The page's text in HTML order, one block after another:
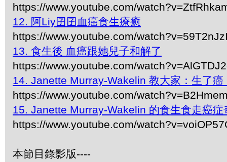
https://www.youtube.com/
12. 阿Liy囝囝血癌食生療癒
https://www.youtube.com/
13. 食生後 血癌跟她兒子和解了
https://www.youtube.com/
14. Janette Murray-Wakelin 教大家：生了癌
https://www.youtube.com/
15. Janette Murray-Wakelin 的食生食走癌症
https://www.youtube.com/
本節目錄影版----